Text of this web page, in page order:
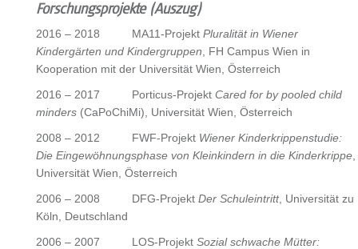
Forschungsprojekte (Auszug)
2016 – 2018 MA11-Projekt Pluralität in Wiener
Kindergärten und Kindergruppen , FH Campus Wien in
Kooperation mit der Universität Wien, Österreich
2016 – 2017 Porticus-Projekt Cared for by pooled child
minders (CaPoChiMi), Universität Wien, Österreich
2008 – 2012 FWF-Projekt Wiener Kinderkrippenstudie:
Die Eingewöhnungsphase von Kleinkindern in die Kinderkrippe
Universität Wien, Österreich
2006 – 2008 DFG-Projekt Der Schuleintritt, Universität zu
Köln, Deutschland
2006 – 2007 LOS-Projekt Sozial schwache Mütter: